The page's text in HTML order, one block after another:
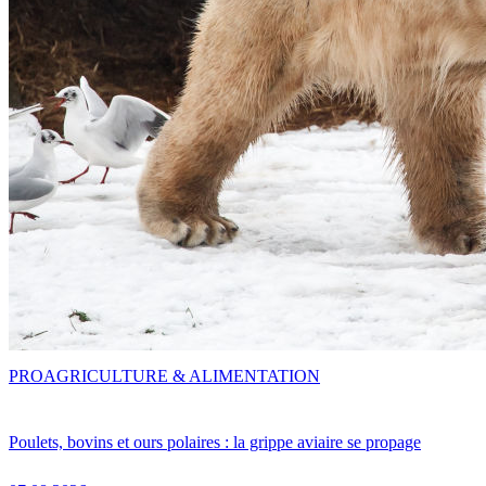
Poulets, bovins et ours polaires : la grippe aviaire se propage
PROAGRICULTURE & ALIMENTATION